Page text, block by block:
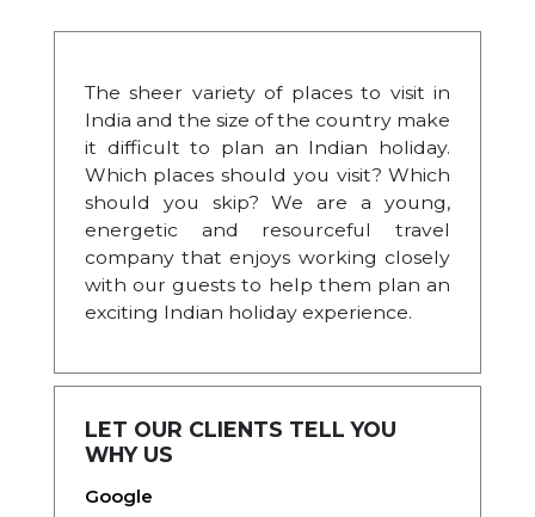
The sheer variety of places to visit in
India and the size of the country make
it difficult to plan an Indian holiday.
Which places should you visit? Which
should you skip? We are a young,
energetic and resourceful travel
company that enjoys working closely
with our guests to help them plan an
exciting Indian holiday experience.
LET OUR CLIENTS TELL YOU
WHY US
Google